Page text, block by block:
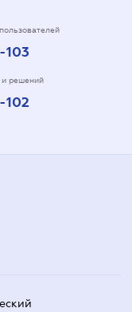
и решений